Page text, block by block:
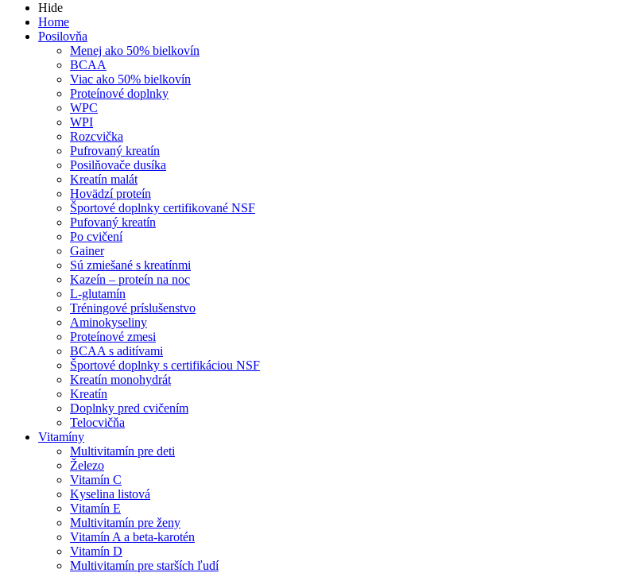
Hide
Home
Posilovňa
Menej ako 50% bielkovín
BCAA
Viac ako 50% bielkovín
Proteínové doplnky
WPC
WPI
Rozcvička
Pufrovaný kreatín
Posilňovače dusíka
Kreatín malát
Hovädzí proteín
Športové doplnky certifikované NSF
Pufovaný kreatín
Po cvičení
Gainer
Sú zmiešané s kreatínmi
Kazeín – proteín na noc
L-glutamín
Tréningové príslušenstvo
Aminokyseliny
Proteínové zmesi
BCAA s aditívami
Športové doplnky s certifikáciou NSF
Kreatín monohydrát
Kreatín
Doplnky pred cvičením
Telocvičňa
Vitamíny
Multivitamín pre deti
Železo
Vitamín C
Kyselina listová
Vitamín E
Multivitamín pre ženy
Vitamín A a beta-karotén
Vitamín D
Multivitamín pre starších ľudí